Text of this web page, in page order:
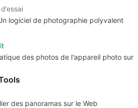
logiciel de photographie polyvalent
des photos de l'appareil photo sur
des panoramas sur le Web